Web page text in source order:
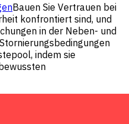
Bauen Sie Vertrauen bei
konfrontiert sind, und
in der Neben- und
indem sie